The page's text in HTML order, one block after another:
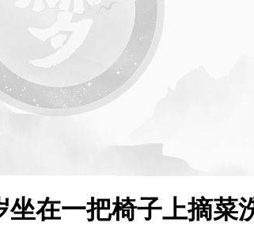
坐在一把椅子上摘菜